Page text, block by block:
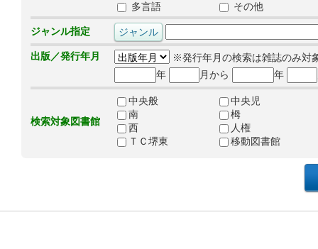
多言語
その他
ジャンル指定
出版／発行年月
※発行年月の検索は雑誌のみ対
年
月から 年
検索対象図書館
中央般
中央児
南
栂
西
人権
ＴＣ堺東
移動図書館